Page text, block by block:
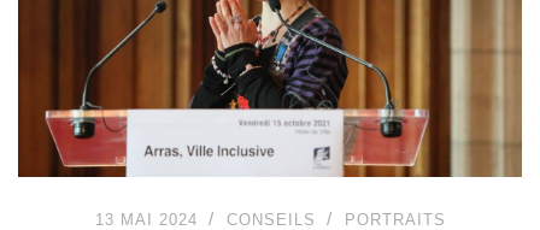
13 MAI 2024 CONSEILS PORTRAITS